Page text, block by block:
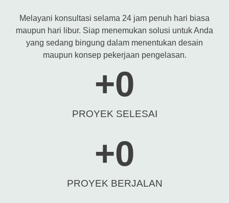
Melayani konsultasi selama 24 jam penuh hari biasa
maupun hari libur. Siap menemukan solusi untuk Anda
yang sedang bingung dalam menentukan desain
maupun konsep pekerjaan pengelasan.
PROYEK SELESAI
+0
PROYEK BERJALAN
+0